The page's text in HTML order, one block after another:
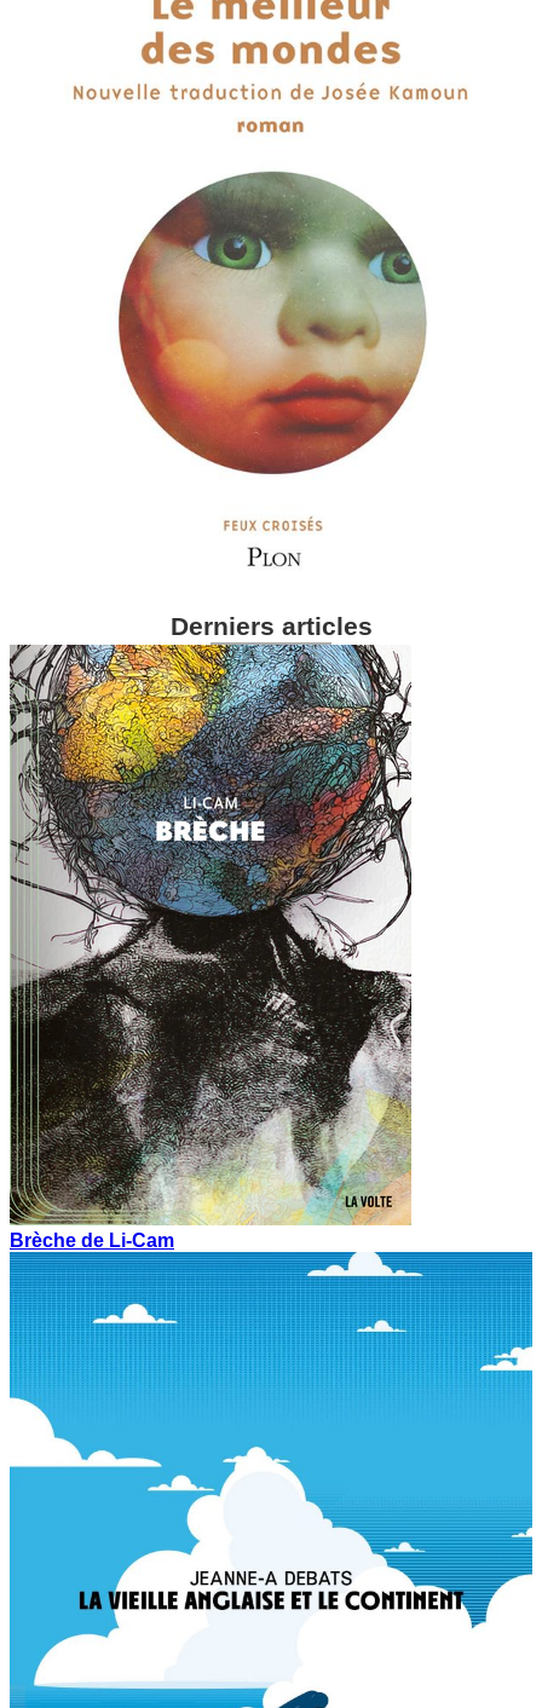
Derniers articles
Brèche de Li-Cam